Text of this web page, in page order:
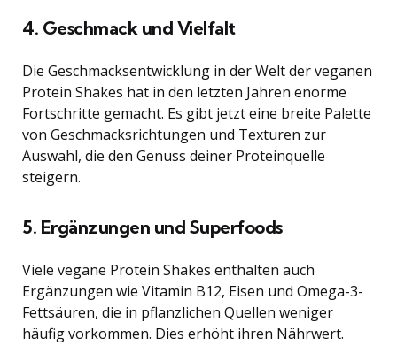
4. Geschmack und Vielfalt
Die Geschmacksentwicklung in der Welt der veganen
Protein Shakes hat in den letzten Jahren enorme
Fortschritte gemacht. Es gibt jetzt eine breite Palette
von Geschmacksrichtungen und Texturen zur
Auswahl, die den Genuss deiner Proteinquelle
steigern.
5. Ergänzungen und Superfoods
Viele vegane Protein Shakes enthalten auch
Ergänzungen wie Vitamin B12, Eisen und Omega-3-
Fettsäuren, die in pflanzlichen Quellen weniger
häufig vorkommen. Dies erhöht ihren Nährwert.